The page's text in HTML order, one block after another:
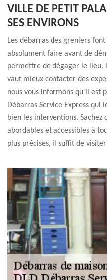
VILLE DE PETIT
SES ENVIRONS
Les débarras des greniers
absolument faire avant de
permettre de dégager le lieu.
vaut mieux contacter des
nous vous informons qu'il est
Débarras Service Express qui
bien les interventions.
abordables et accessibles à
plus précises, il suffit de